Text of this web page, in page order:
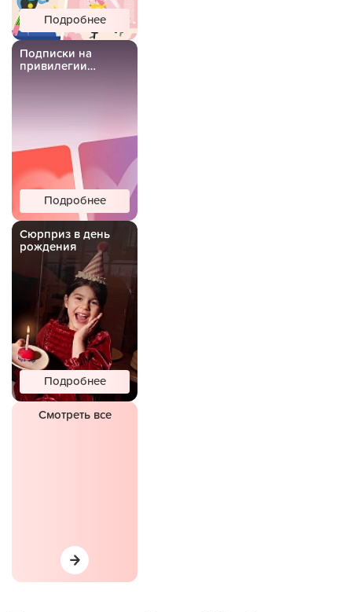
Подробнее
Подписки на
привилегии
Подробнее
Сюрприз в день
рождения
Подробнее
Смотреть все